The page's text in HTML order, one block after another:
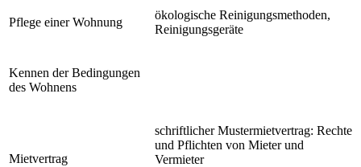
Pflege einer Wohnung
ökologische Reinigungsmethoden,
Reinigungsgeräte
Kennen der Bedingungen
des Wohnens
Mietvertrag
schriftlicher Mustermietvertrag: Rechte
und Pflichten von Mieter und
Vermieter